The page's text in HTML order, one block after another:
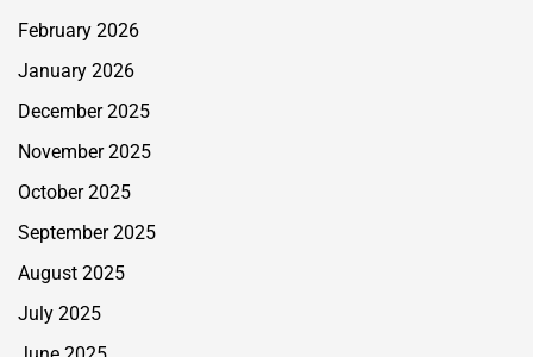
February 2026
January 2026
December 2025
November 2025
October 2025
September 2025
August 2025
July 2025